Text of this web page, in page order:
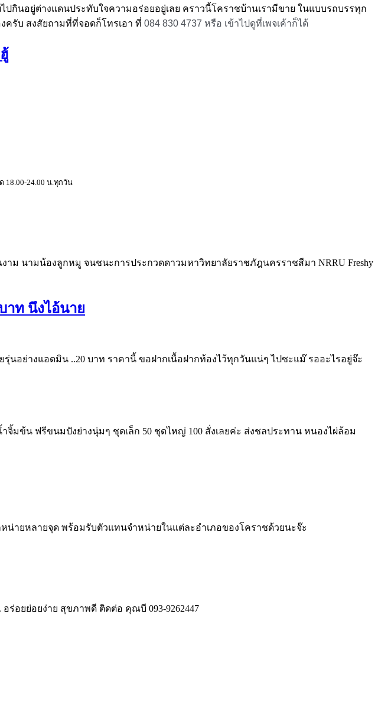
กินอยู่ต่างแดนประทับใจความอร่อยอยู่เลย คราวนี้โคราชบ้านเรามีขาย ในแบบรถบรรทุก
ครับ สงสัยถามที่ที่จอดก็โทรเอา ที่ 084 830 4737 หรือ เข้าไปดูที่เพจเค้าก็ได้
18.00-24.00 น.ทุกวัน
าม นามน้องลูกหมู จนชนะการประกวดดาวมหาวิทยาลัยราชภัฎนครราชสีมา NRRU Freshy
าท นึงไอ้นาย
อย่างแอดมิน ..20 บาท ราคานี้ ขอฝากเนื้อฝากท้องไว้ทุกวันแน่ๆ ไปซะแม๊ รออะไรอยู่จ๊ะ
มข้น ฟรีขนมปังย่างนุ่มๆ ชุดเล็ก 50 ชุดไหญ่ 100 สั่งเลยค่ะ ส่งชลประทาน หนองไผ่ล้อม
น่ายหลายจุด พร้อมรับตัวแทนจำหน่ายในแต่ละอำเภอของโคราชด้วยนะจ๊ะ
ร่อยย่อยง่าย สุขภาพดี ติดต่อ คุณบี 093-9262447